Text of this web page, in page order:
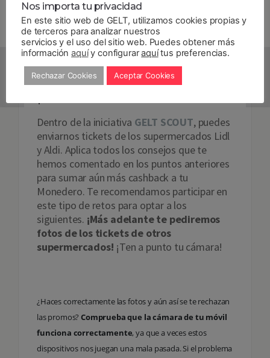
class=»SiteOrigin_Widget_Image_Widget»]
[/siteorigin_widget]
Fotos de tickets sin
Dentro de la iniciativa GELT SCOUT, puedes
enviarnos tickets de los supermercados Lidl
y Aldi. Aplica todos los consejos que te
hemos comentado en los puntos anteriores
para sumar aún más cashback a tu
Monedero. Te recomendamos participar en
este tipo de retos para optar a los
siguientes. ¡Más adelante te pediremos
fotos de los tickets de otros
supermercados! ¡Ten a punto tu cámara!
¿Haces correctamente las fotos y aún así se te rechazan
las promos?Comprueba que la cámara de tu móvil
funciona correctamente, ya que a veces estos
dispositivos nos juegan una mala pasada. Si el problema
Nos importa tu privacidad
En este sitio web de GELT, utilizamos cookies propias y
de terceros para analizar nuestros
servicios y el uso del sitio web. Puedes obtener más
informaciónaquíy configuraraquítus preferencias.
Rechazar Cookies Aceptar Cookies